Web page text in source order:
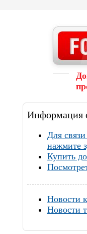
Информация
Для
нажмите
Купить
Новости
Новости